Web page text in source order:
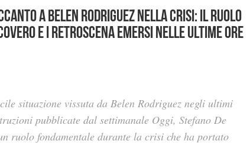
a Belen Rodriguez nella crisi: il ruolo
e i retroscena emersi nelle ultime ore
situazione vissuta da Belen Rodriguez negli ultimi
pubblicate dal settimanale Oggi, Stefano De
ruolo fondamentale durante la crisi che ha portato